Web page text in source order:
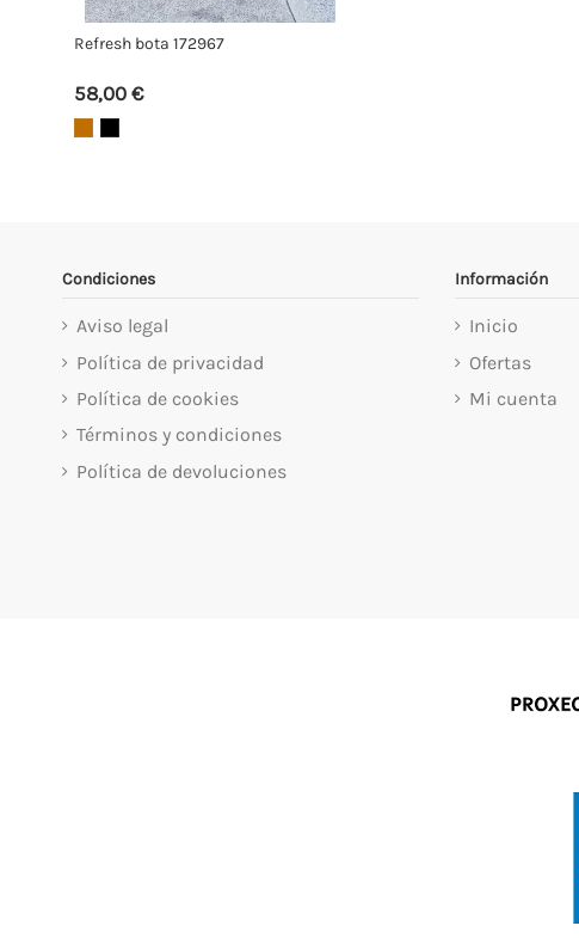
Refresh bota 172967
58,00 €
Condiciones
Aviso legal
Política de privacidad
Política de cookies
Términos y condiciones
Política de devoluciones
Información
Inicio
Ofertas
Mi cuenta